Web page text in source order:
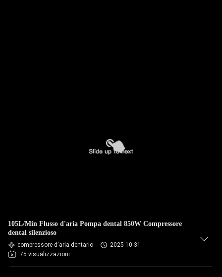
105L/Min Flusso d'aria Pompa dental 850W Compressore
dental silenzioso
compressore d'aria dentario
2025-10-31
75 visualizzazioni